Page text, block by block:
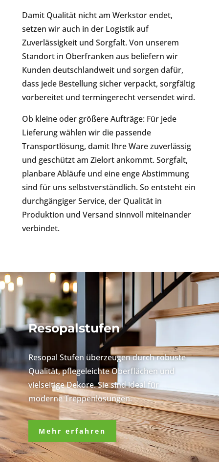
Damit Qualität nicht am Werkstor endet,
setzen wir auch in der Logistik auf
Zuverlässigkeit und Sorgfalt. Von unserem
Standort in Oberfranken aus beliefern wir
Kunden deutschlandweit und sorgen dafür,
dass jede Bestellung sicher verpackt, sorgfältig
vorbereitet und termingerecht versendet wird.
Ob kleine oder größere Aufträge: Für jede
Lieferung wählen wir die passende
Transportlösung, damit Ihre Ware zuverlässig
und geschützt am Zielort ankommt. Sorgfalt,
planbare Abläufe und eine enge Abstimmung
sind für uns selbstverständlich. So entsteht ein
durchgängiger Service, der Qualität in
Produktion und Versand sinnvoll miteinander
verbindet.
Resopalstufen
Resopal Stufen überzeugen durch robuste
Qualität, pflegeleichte Oberflächen und
vielseitige Dekore. Sie sind ideal für
moderne Treppenlösungen.
Mehr erfahren